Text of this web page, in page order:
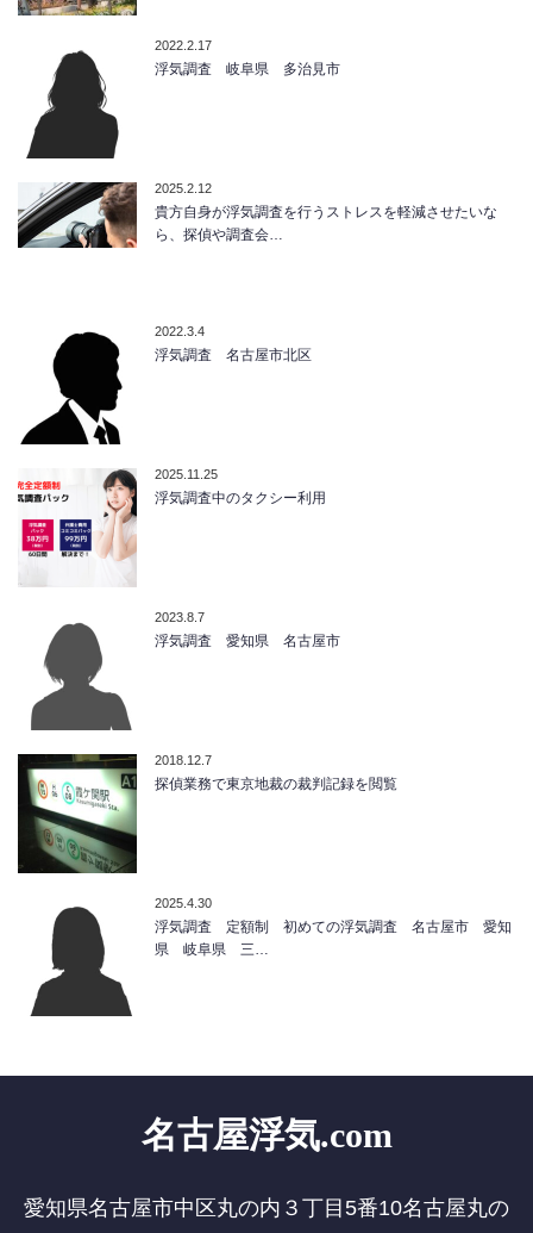
2022.2.17
浮気調査 岐阜県 多治見市
2025.2.12
貴方自身が浮気調査を行うストレスを軽減させたいな
ら、探偵や調査会…
2022.3.4
浮気調査 名古屋市北区
2025.11.25
浮気調査中のタクシー利用
2023.8.7
浮気調査 愛知県 名古屋市
2018.12.7
探偵業務で東京地裁の裁判記録を閲覧
2025.4.30
浮気調査 定額制 初めての浮気調査 名古屋市 愛知
県 岐阜県 三…
名古屋浮気.com
愛知県名古屋市中区丸の内３丁目5番10名古屋丸の